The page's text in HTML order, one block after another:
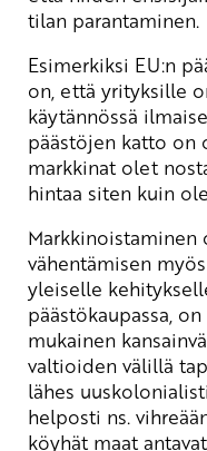
tilan parantaminen.
Esimerkiksi EU:n
on, että yrityksille
käytännössä
päästöjen katto on
markkinat olet
hintaa siten kuin
Markkinoistaminen
vähentämisen
yleiselle
päästökaupassa,
mukainen
valtioiden välillä
lähes
helposti ns.
köyhät maat